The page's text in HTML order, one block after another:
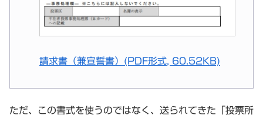
請求書（兼宣誓書）(PDF形式, 60.52KB)
ただ、この書式を使うのではなく、送られてきた「投票所